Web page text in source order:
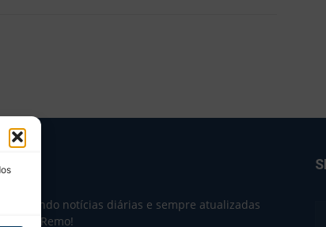
trazendo notícias diárias e sempre atualizadas
do Remo!